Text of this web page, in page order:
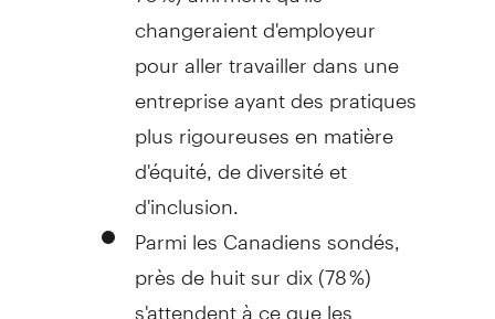
changeraient d'employeur
pour aller travailler dans une
entreprise ayant des pratiques
plus rigoureuses en matière
d'équité, de diversité et
d'inclusion.
Parmi les Canadiens sondés,
près de huit sur dix (78 %)
s'attendent à ce que les